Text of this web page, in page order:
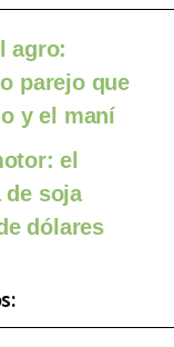
agro:
parejo que
y el maní
el
de soja
dólares